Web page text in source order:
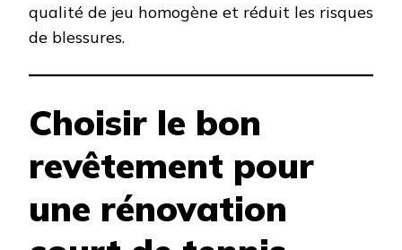
qualité de jeu homogène et réduit les risques
de blessures.
Choisir le bon
revêtement pour
une rénovation